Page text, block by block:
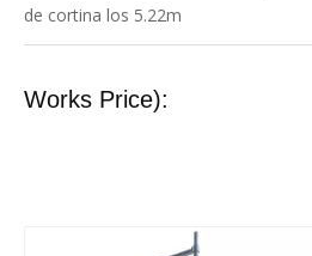
de cortina los 5.22m
Works Price):